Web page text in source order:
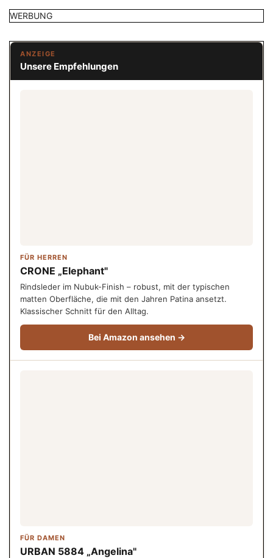
WERBUNG
ANZEIGE
Unsere Empfehlungen
FÜR HERREN
CRONE „Elephant"
Rindsleder im Nubuk-Finish – robust, mit der typischen
matten Oberfläche, die mit den Jahren Patina ansetzt.
Klassischer Schnitt für den Alltag.
Bei Amazon ansehen →
FÜR DAMEN
URBAN 5884 „Angelina"